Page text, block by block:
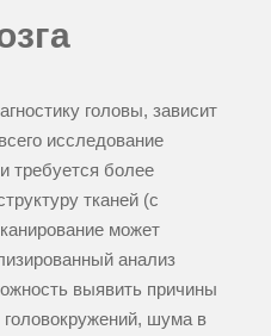
головы, зависит
исследование
требуется более
тканей (с
может
анализ
выявить причины
шума в